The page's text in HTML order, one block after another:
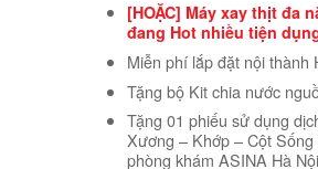
[HOẶC] Máy xay thịt đa
đang Hot nhiều tiện
Miễn phí lắp đặt nội thành
Tặng bộ Kit chia nước
Tặng 01 phiếu sử dụng
Xương – Khớp – Cột Sống
phòng khám ASINA Hà Nội